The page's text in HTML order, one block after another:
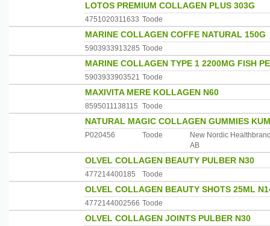
LOTOS PREMIUM COLLAGEN PLUS 303G
4751020311633 Toode
MARINE COLLAGEN COFFE NATURAL 150G
5903933913285 Toode
MARINE COLLAGEN TYPE 1 2200MG FISH
5903933903521 Toode
MAXIVITA MERE KOLLAGEN N60
8595011138115 Toode
NATURAL MAGIC COLLAGEN GUMMIES
P020456 Toode
New Nordic
AB
OLVEL COLLAGEN BEAUTY PULBER N30
477214400185 Toode
OLVEL COLLAGEN BEAUTY SHOTS 25ML
4772144002566 Toode
OLVEL COLLAGEN JOINTS PULBER N30